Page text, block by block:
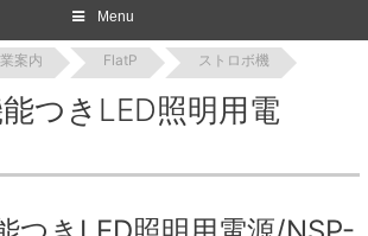
Menu
案内 FlatP ストロボ機
つきLED照明用電